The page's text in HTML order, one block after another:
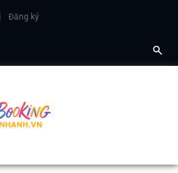
Đăng ký